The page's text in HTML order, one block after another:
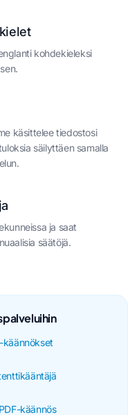
kohdekieleksi
käsittelee tiedostosi
säilyttäen samalla
ja saat
säätöjä.
käännökset
käännös